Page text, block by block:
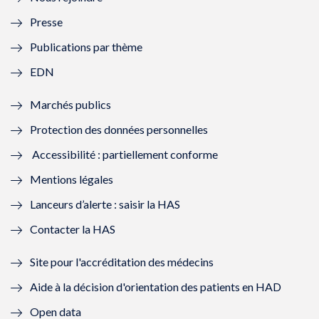
l
f
n
ê
t
r
e
)
e
n
ê
r
)
ê
t
e
ê
)
Presse
Publications par thème
EDN
Marchés publics
Protection des données personnelles
Accessibilité : partiellement conforme
Mentions légales
Lanceurs d’alerte : saisir la HAS
Contacter la HAS
Site pour l'accréditation des médecins
Aide à la décision d'orientation des patients en HAD
Open data